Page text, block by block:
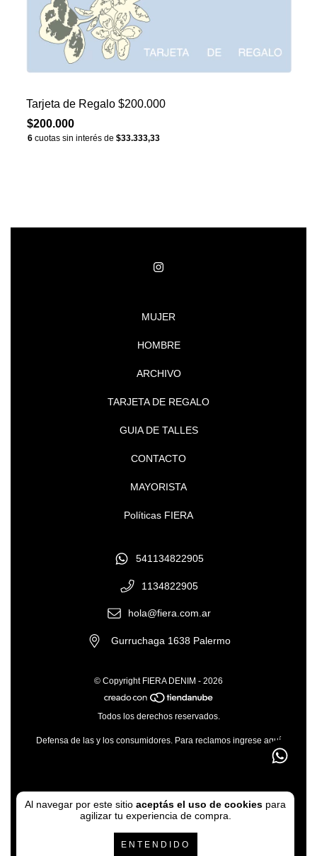
Al navegar por este sitioaceptás el uso de cookies para
agilizar tu experiencia de compra.
ENTENDIDO
Tarjeta de Regalo $200.000
$200.000
6 cuotas sin interés de $33.333,33
MUJER
HOMBRE
ARCHIVO
TARJETA DE REGALO
GUIA DE TALLES
CONTACTO
MAYORISTA
Políticas FIERA
541134822905
1134822905
hola@fiera.com.ar
Gurruchaga 1638 Palermo
© Copyright FIERA DENIM - 2026
Todos los derechos reservados.
Defensa de las y los consumidores. Para reclamos ingrese aquí